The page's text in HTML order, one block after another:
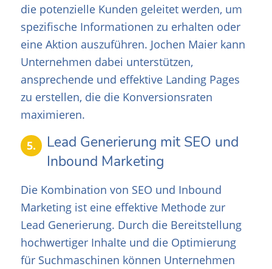
die potenzielle Kunden geleitet werden, um
spezifische Informationen zu erhalten oder
eine Aktion auszuführen. Jochen Maier kann
Unternehmen dabei unterstützen,
ansprechende und effektive Landing Pages
zu erstellen, die die Konversionsraten
maximieren.
5.
Lead Generierung mit SEO und
Inbound Marketing
Die Kombination von SEO und Inbound
Marketing ist eine effektive Methode zur
Lead Generierung. Durch die Bereitstellung
hochwertiger Inhalte und die Optimierung
für Suchmaschinen können Unternehmen